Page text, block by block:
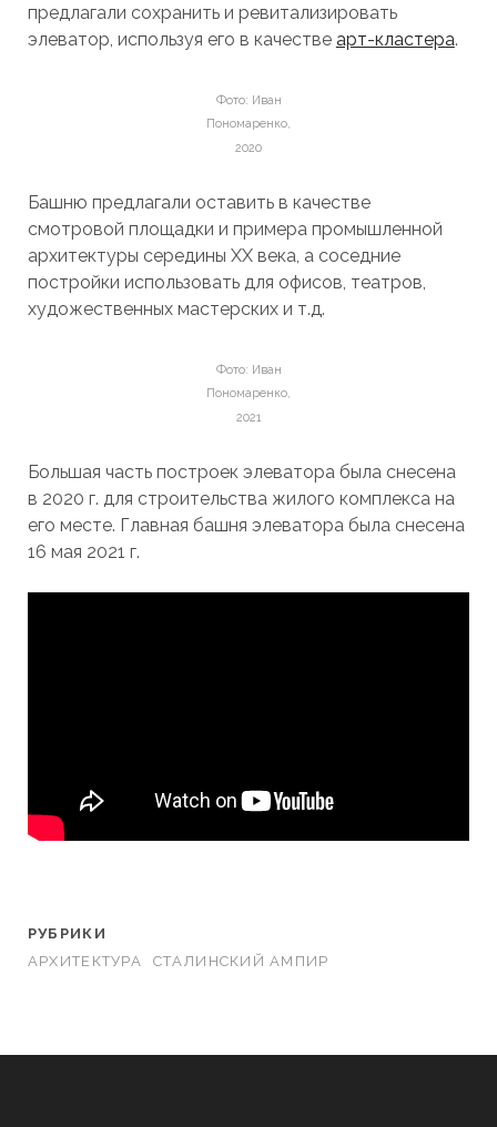
предлагали сохранить и ревитализировать
элеватор, используя его в качестве арт-кластера.
Фото: Иван
Пономаренко,
2020
Башню предлагали оставить в качестве
смотровой площадки и примера промышленной
архитектуры середины ХХ века, а соседние
постройки использовать для офисов, театров,
художественных мастерских и т.д.
Фото: Иван
Пономаренко,
2021
Большая часть построек элеватора была снесена
в 2020 г. для строительства жилого комплекса на
его месте. Главная башня элеватора была снесена
16 мая 2021 г.
РУБРИКИ
АРХИТЕКТУРА
СТАЛИНСКИЙ АМПИР